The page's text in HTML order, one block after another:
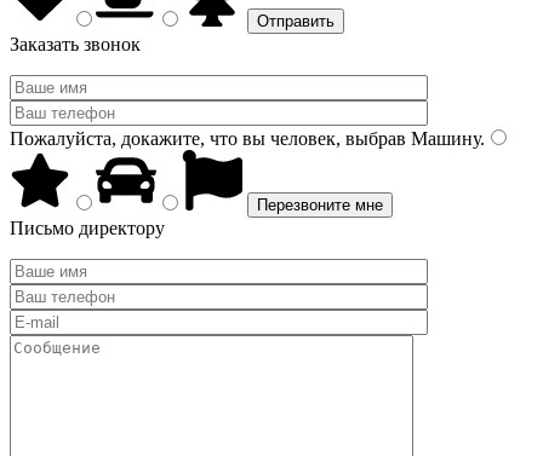
Заказать звонок
Пожалуйста, докажите, что вы человек, выбрав Машину.
Письмо директору